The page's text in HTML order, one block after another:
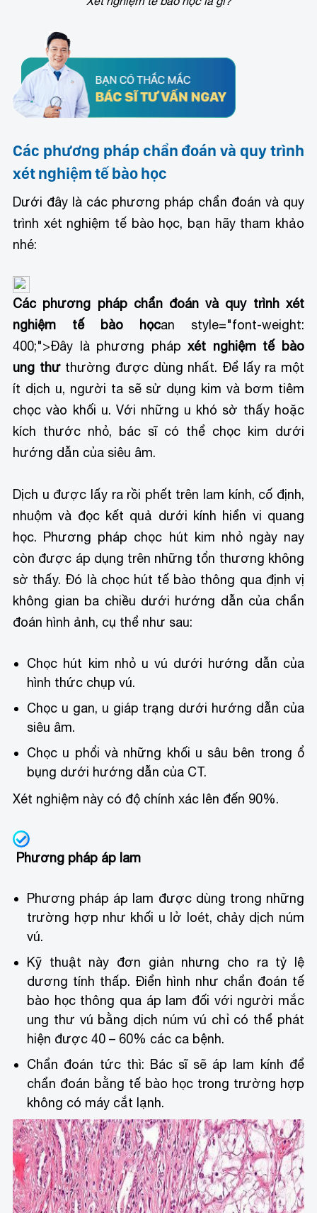
Các phương pháp chẩn đoán và quy trình
xét nghiệm tế bào học
Dưới đây là các phương pháp chẩn đoán và quy
trình xét nghiệm tế bào học, bạn hãy tham khảo
nhé:
Các phương pháp chẩn đoán và quy trình xét
nghiệm tế bào họcan style="font-weight:
400;">Đây là phương phápxét nghiệm tế bào
ung thưthường được dùng nhất. Để lấy ra một
ít dịch u, người ta sẽ sử dụng kim và bơm tiêm
chọc vào khối u. Với những u khó sờ thấy hoặc
kích thước nhỏ, bác sĩ có thể chọc kim dưới
hướng dẫn của siêu âm.
Dịch u được lấy ra rồi phết trên lam kính, cố định,
nhuộm và đọc kết quả dưới kính hiển vi quang
học. Phương pháp chọc hút kim nhỏ ngày nay
còn được áp dụng trên những tổn thương không
sờ thấy. Đó là chọc hút tế bào thông qua định vị
không gian ba chiều dưới hướng dẫn của chẩn
đoán hình ảnh, cụ thể như sau:
Chọc hút kim nhỏ u vú dưới hướng dẫn của
hình thức chụp vú.
Chọc u gan, u giáp trạng dưới hướng dẫn của
siêu âm.
Chọc u phổi và những khối u sâu bên trong ổ
bụng dưới hướng dẫn của CT.
Xét nghiệm này có độ chính xác lên đến 90%.
Phương pháp áp lam
Phương pháp áp lam được dùng trong những
trường hợp như khối u lở loét, chảy dịch núm
vú.
Kỹ thuật này đơn giản nhưng cho ra tỷ lệ
dương tính thấp. Điển hình như chẩn đoán tế
bào học thông qua áp lam đối với người mắc
ung thư vú bằng dịch núm vú chỉ có thể phát
hiện được 40 – 60% các ca bệnh.
Chẩn đoán tức thì: Bác sĩ sẽ áp lam kính để
chẩn đoán bằng tế bào học trong trường hợp
không có máy cắt lạnh.